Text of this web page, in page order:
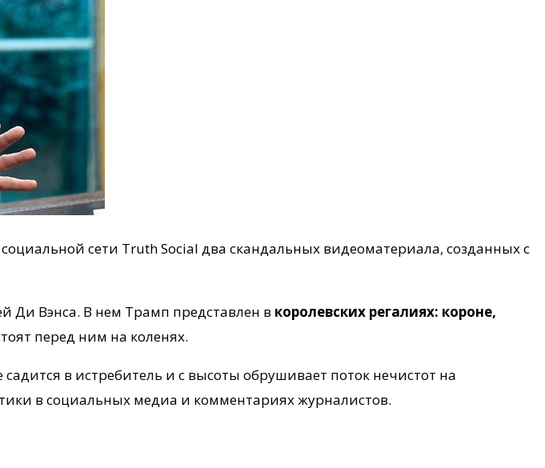
сети Truth Social два скандальных видеоматериала, созданных с
Ди Вэнса. В нем Трамп представлен в королевских регалиях: короне,
перед ним на коленях.
в истребитель и с высоты обрушивает поток нечистот на
в социальных медиа и комментариях журналистов.